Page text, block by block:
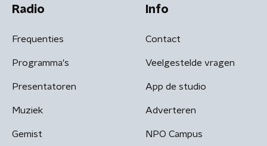
Radio
Frequenties
Programma's
Presentatoren
Muziek
Gemist
Info
Contact
Veelgestelde vragen
App de studio
Adverteren
NPO Campus